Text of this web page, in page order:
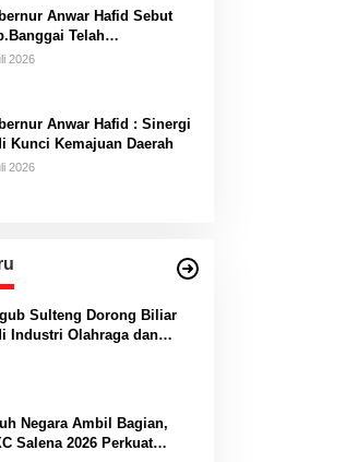
Anwar Hafid Sebut
Telah
Generasi…
2026
Anwar Hafid : Sinergi
Kunci Kemajuan Daerah
2026
Sulteng Dorong Biliar
Industri Olahraga dan
Negara Ambil Bagian,
Salena 2026 Perkuat